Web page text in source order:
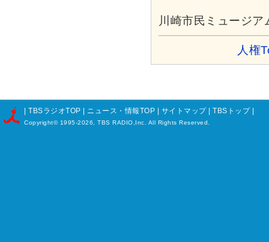
川崎市民ミュージ
人権
TBSラジオTOP ニュース・情報TOP サイトマップ TBSトップ|
Copyright© 1995-2026, TBS RADIO,Inc. All Rights Reserved.